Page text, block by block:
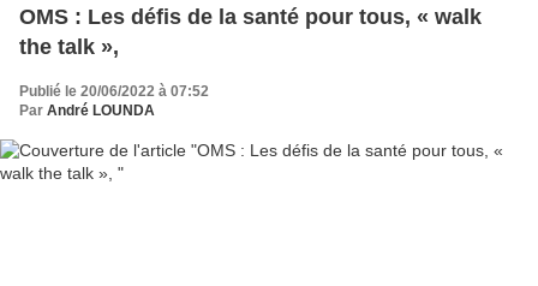
OMS : Les défis de la santé pour tous, « walk
the talk »,
Publié le 20/06/2022 à 07:52
Par André LOUNDA